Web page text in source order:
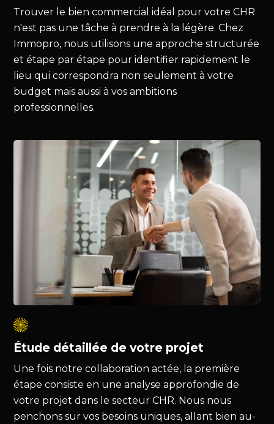
Trouver le bien commercial idéal pour votre CHR
n'est pas une tâche à prendre à la légère. Chez
Immopro, nous utilisons une approche structurée
et étape par étape pour identifier rapidement le
lieu qui correspondra non seulement à votre
budget mais aussi à vos ambitions
professionnelles.
Étude détaillée de votre projet
Une fois notre collaboration actée, la première
étape consiste en une analyse approfondie de
votre projet dans le secteur CHR. Nous nous
penchons sur vos besoins uniques, allant bien au-